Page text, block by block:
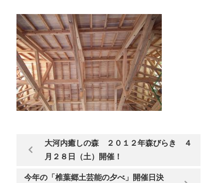
大河内癒しの森 ２０１２年森びらき ４
月２８日（土）開催！
今年の「椎葉郷土芸能の夕べ」開催日決